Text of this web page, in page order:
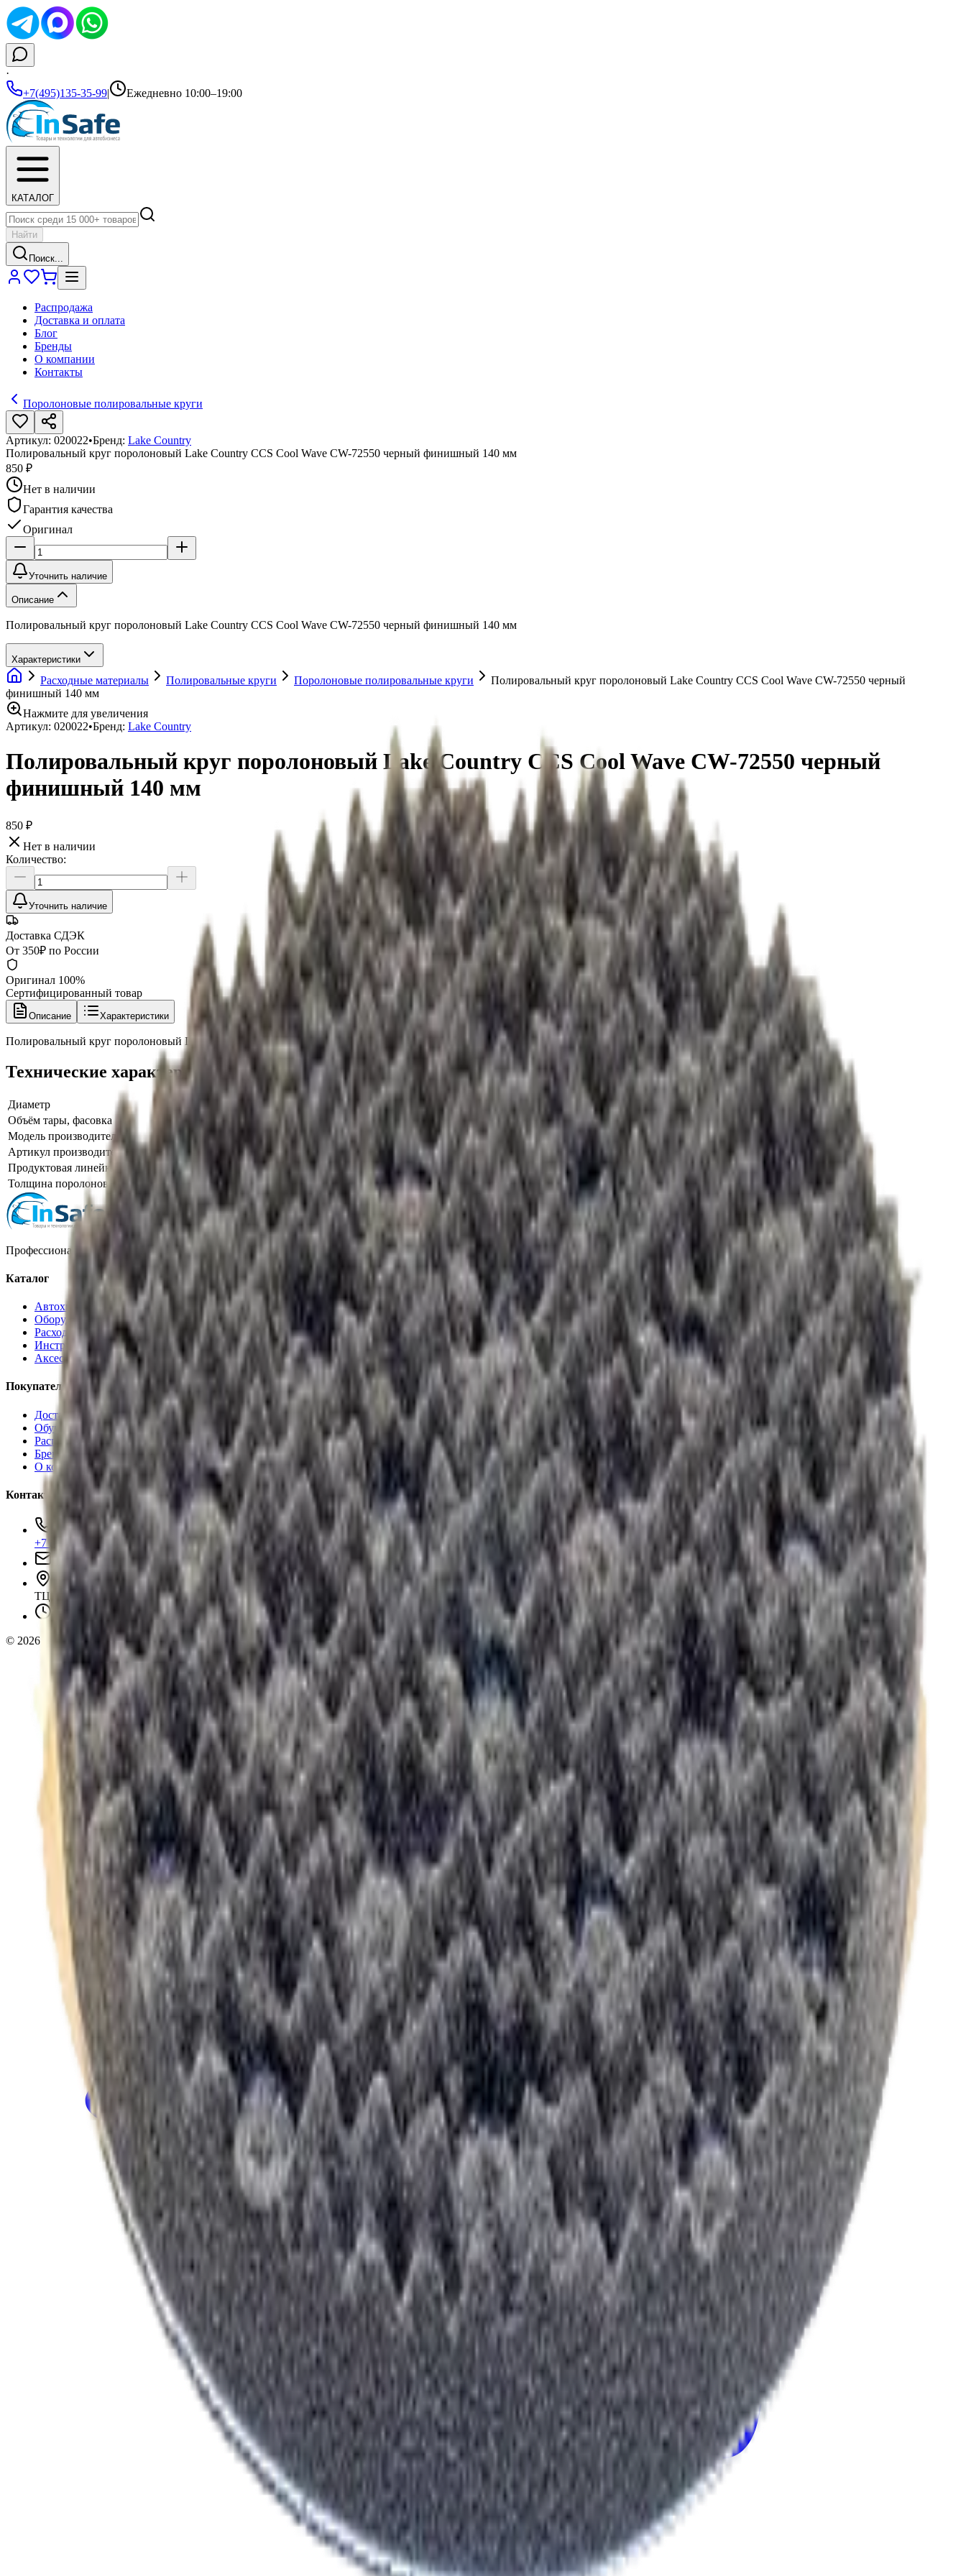
·
+7(495)135-35-99| Ежедневно 10:00–19:00
КАТАЛОГ
Найти
Поиск...
Распродажа
Доставка и оплата
Блог
Бренды
О компании
Контакты
Поролоновые полировальные круги
Артикул: 020022•Бренд: Lake Country
Полировальный круг поролоновый Lake Country CCS Cool Wave CW-72550 черный финишный 140 мм
850 ₽
Нет в наличии
Гарантия качества
Оригинал
Уточнить наличие
Описание
Полировальный круг поролоновый Lake Country CCS Cool Wave CW-72550 черный финишный 140 мм
Характеристики
Расходные материалы Полировальные круги Поролоновые полировальные круги
Полировальный круг поролоновый Lake Country CCS Cool Wave CW-72550 черный
финишный 140 мм
Нажмите для увеличения
Артикул: 020022•Бренд: Lake Country
Полировальный круг поролоновый Lake Country CCS Cool Wave CW-72550 черный
финишный 140 мм
850 ₽
Нет в наличии
Количество:
Уточнить наличие
Доставка СДЭК
От 350₽ по России
Оригинал 100%
Сертифицированный товар
Описание Характеристики
Полировальный круг поролоновый Lake Country CCS Cool Wave CW-72550 черный финишный 140 мм
Технические характеристики
Диаметр
Объём тары, фасовка
черный финишный 140 мм
Модель производителя
CCS Cool Wave
Артикул производителя
CW-72550
Продуктовая линейка / серия
Lake Country CCS Cool Wave
Толщина поролонового круга
Профессиональная автохимия, оборудование и расходные материалы для детейлинга.
Каталог
Автохимия
Оборудование
Расходные материалы
Инструменты
Аксессуары
Покупателям
Доставка и оплата
Обучение
Распродажа
Бренды
О компании
Контакты
+7 (495) 135-35-99
sales@insafe.ru
Москва, Люблинская ул., 153.
ТЦ «Люблю Молл», -1 уровень
Ежедневно 10:00 — 19:00
© 2026 InSafe.ru — Товары и технологии для автобизнеса